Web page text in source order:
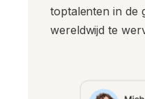
toptalenten in de
wereldwijd te